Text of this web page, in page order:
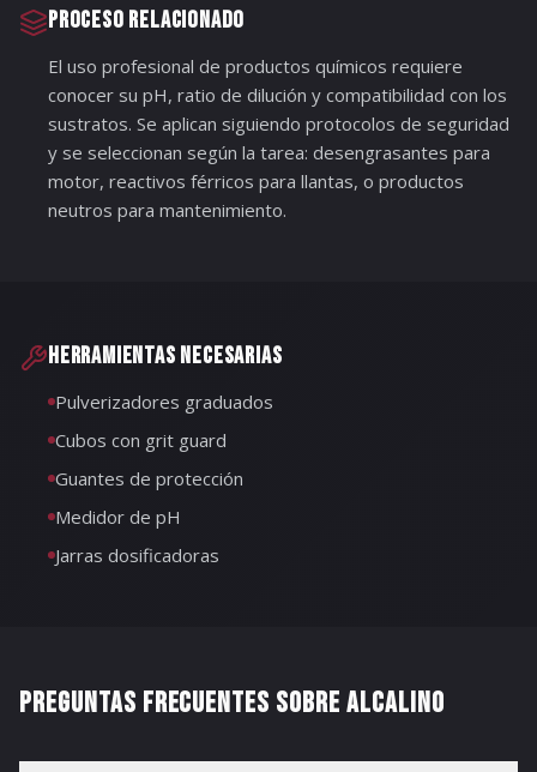
PROCESO RELACIONADO
El uso profesional de productos químicos requiere
conocer su pH, ratio de dilución y compatibilidad con los
sustratos. Se aplican siguiendo protocolos de seguridad
y se seleccionan según la tarea: desengrasantes para
motor, reactivos férricos para llantas, o productos
neutros para mantenimiento.
HERRAMIENTAS NECESARIAS
Pulverizadores graduados
Cubos con grit guard
Guantes de protección
Medidor de pH
Jarras dosificadoras
PREGUNTAS FRECUENTES SOBRE ALCALINO